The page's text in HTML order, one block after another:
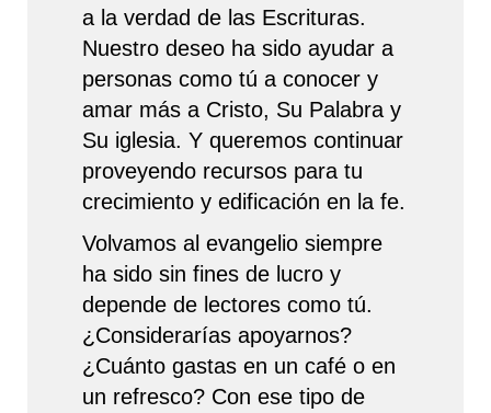
a la verdad de las Escrituras.
Nuestro deseo ha sido ayudar a
personas como tú a conocer y
amar más a Cristo, Su Palabra y
Su iglesia. Y queremos continuar
proveyendo recursos para tu
crecimiento y edificación en la fe.
Volvamos al evangelio siempre
ha sido sin fines de lucro y
depende de lectores como tú.
¿Considerarías apoyarnos?
¿Cuánto gastas en un café o en
un refresco? Con ese tipo de